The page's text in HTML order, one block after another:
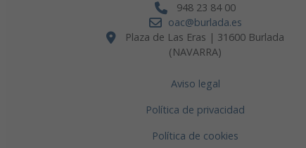
948 23 84 00
oac@burlada.es
Plaza de Las Eras | 31600 Burlada
(NAVARRA)
Aviso legal
Política de privacidad
Política de cookies